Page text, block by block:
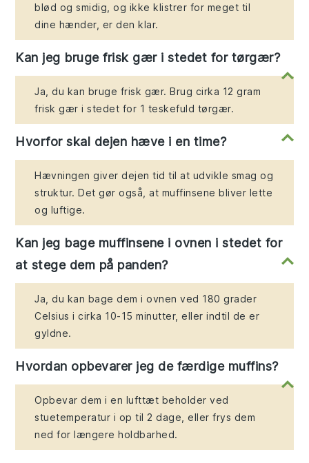
blød og smidig, og ikke klistrer for meget til
dine hænder, er den klar.
Kan jeg bruge frisk gær i stedet for tørgær?
Ja, du kan bruge frisk gær. Brug cirka 12 gram
frisk gær i stedet for 1 teskefuld tørgær.
Hvorfor skal dejen hæve i en time?
Hævningen giver dejen tid til at udvikle smag og
struktur. Det gør også, at muffinsene bliver lette
og luftige.
Kan jeg bage muffinsene i ovnen i stedet for
at stege dem på panden?
Ja, du kan bage dem i ovnen ved 180 grader
Celsius i cirka 10-15 minutter, eller indtil de er
gyldne.
Hvordan opbevarer jeg de færdige muffins?
Opbevar dem i en lufttæt beholder ved
stuetemperatur i op til 2 dage, eller frys dem
ned for længere holdbarhed.